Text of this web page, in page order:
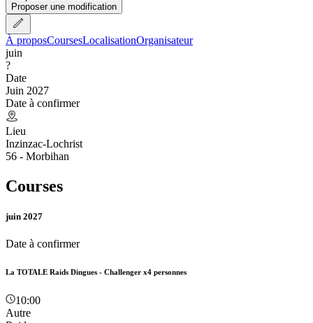
Proposer une modification
À proposCoursesLocalisationOrganisateur
juin
?
Date
Juin 2027
Date à confirmer
Lieu
Inzinzac-Lochrist
56 - Morbihan
Courses
juin 2027
Date à confirmer
La TOTALE Raids Dingues - Challenger x4 personnes
10:00
Autre